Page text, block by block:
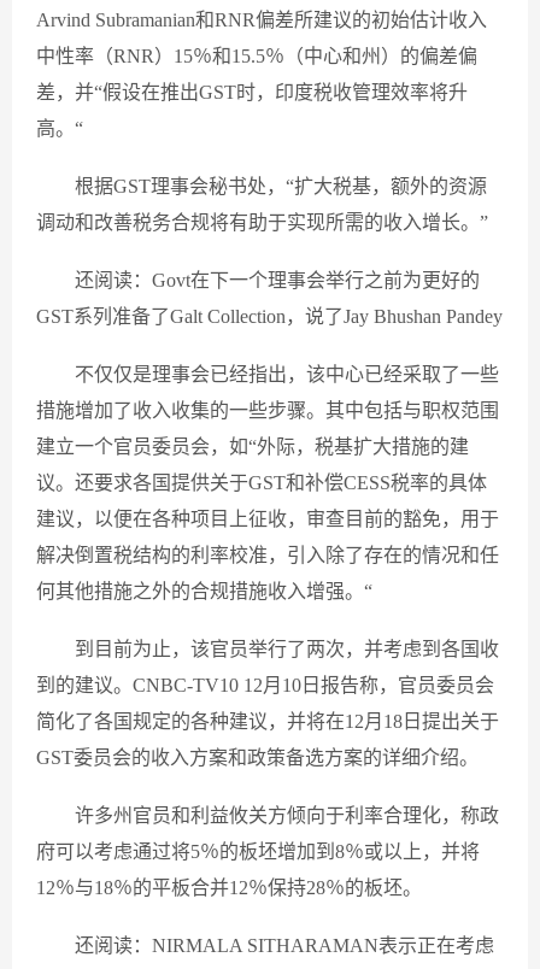
Arvind Subramanian和RNR偏差所建议的初始估计收入
中性率（RNR）15％和15.5％（中心和州）的偏差偏
差，并“假设在推出GST时，印度税收管理效率将升
高。“
根据GST理事会秘书处，“扩大税基，额外的资源
调动和改善税务合规将有助于实现所需的收入增长。”
还阅读：Govt在下一个理事会举行之前为更好的
GST系列准备了Galt Collection，说了Jay Bhushan Pandey
不仅仅是理事会已经指出，该中心已经采取了一些
措施增加了收入收集的一些步骤。其中包括与职权范围
建立一个官员委员会，如“外际，税基扩大措施的建
议。还要求各国提供关于GST和补偿CESS税率的具体
建议，以便在各种项目上征收，审查目前的豁免，用于
解决倒置税结构的利率校准，引入除了存在的情况和任
何其他措施之外的合规措施收入增强。“
到目前为止，该官员举行了两次，并考虑到各国收
到的建议。CNBC-TV10 12月10日报告称，官员委员会
简化了各国规定的各种建议，并将在12月18日提出关于
GST委员会的收入方案和政策备选方案的详细介绍。
许多州官员和利益攸关方倾向于利率合理化，称政
府可以考虑通过将5％的板坯增加到8％或以上，并将
12％与18％的平板合并12％保持28％的板坯。
还阅读：NIRMALA SITHARAMAN表示正在考虑